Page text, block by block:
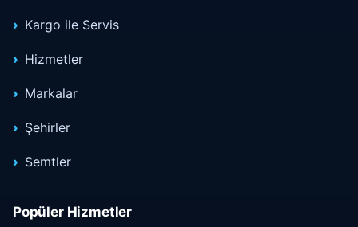
Kargo ile Servis
Hizmetler
Markalar
Şehirler
Semtler
Popüler Hizmetler